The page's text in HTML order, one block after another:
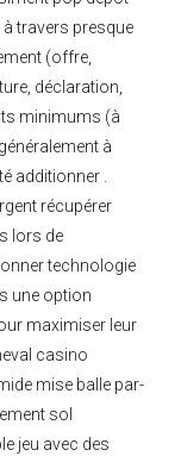
travers presque
(offre,
déclaration,
minimums (à
à
additionner .
récupérer
lors de
technologie
une option
maximiser leur
casino
mise balle par-
sol
jeu avec des